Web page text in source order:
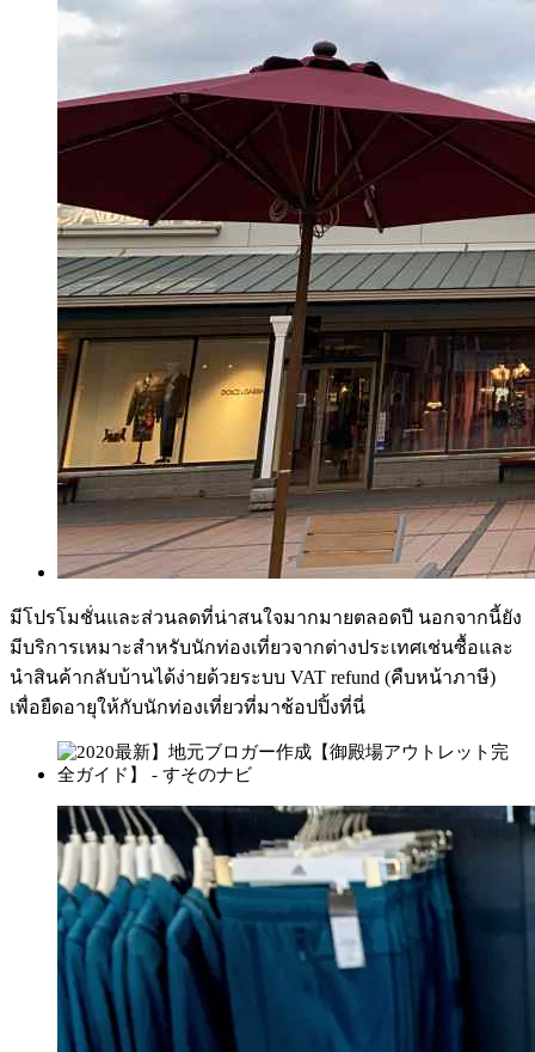
มีโปรโมชั่นและส่วนลดที่น่าสนใจมากมายตลอดปี นอกจากนี้ยัง
มีบริการเหมาะสำหรับนักท่องเที่ยวจากต่างประเทศเช่นซื้อและ
นำสินค้ากลับบ้านได้ง่ายด้วยระบบ VAT refund (คืบหน้าภาษี)
เพื่อยืดอายุให้กับนักท่องเที่ยวที่มาช้อปปิ้งที่นี่